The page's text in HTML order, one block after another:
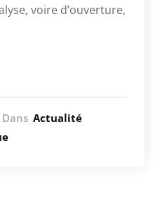
voire d’ouverture,
Dans Actualité